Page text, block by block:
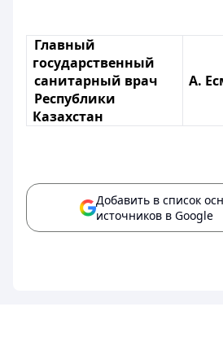
Главный
государственный
санитарный врач
Республики
Казахстан
А.
Добавить в список
источников в Google